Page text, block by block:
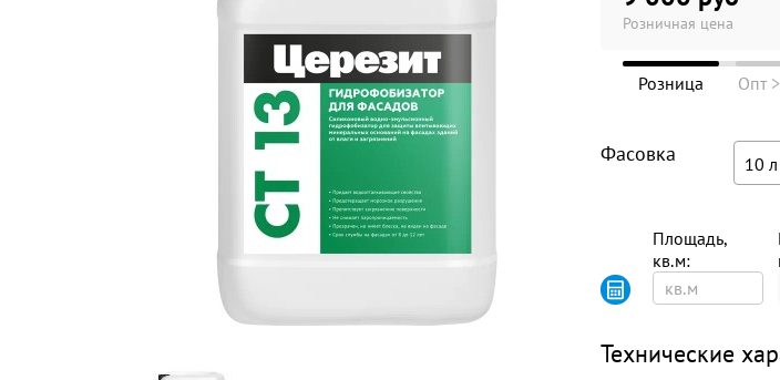
Розничная цена
Розница Опт
Фасовка 10 л
Площадь,
кв.м:
Технические